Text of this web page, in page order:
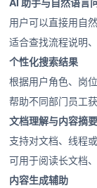
AI 助手与自然语言
用户可以直接用自
适合查找流程说明
个性化搜索结果
根据用户角色、岗
帮助不同部门员工
文档理解与内容摘要
支持对文档、线程
可用于阅读长文档
内容生成辅助